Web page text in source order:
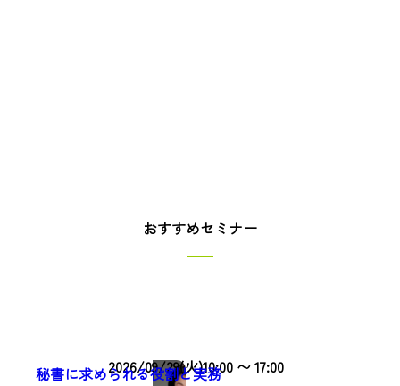
おすすめセミナー
秘書に求められる役割と実務
2026/09/29(火)10:00 〜 17:00